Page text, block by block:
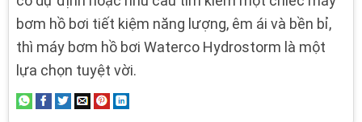
bơm hồ bơi tiết kiệm năng lượng, êm ái và bền bỉ,
thì máy bơm hồ bơi Waterco Hydrostorm là một
lựa chọn tuyệt vời.